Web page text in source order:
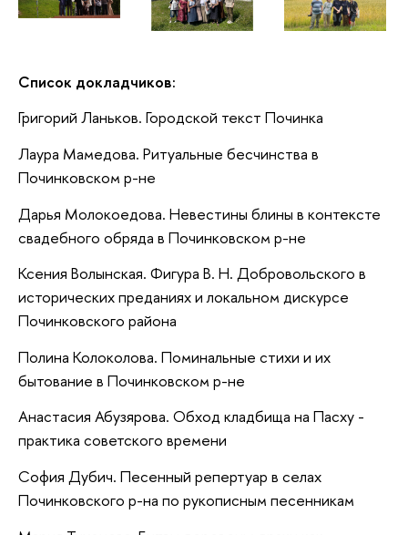
Список докладчиков:
Григорий Ланьков. Городской текст Починка
Лаура Мамедова. Ритуальные бесчинства в
Починковском р-не
Дарья Молокоедова. Невестины блины в контексте
свадебного обряда в Починковском р-не
Ксения Волынская. Фигура В. Н. Добровольского в
исторических преданиях и локальном дискурсе
Починковского района
Полина Колоколова. Поминальные стихи и их
бытование в Починковском р-не
Анастасия Абузярова. Обход кладбища на Пасху -
практика советского времени
София Дубич. Песенный репертуар в селах
Починковского р-на по рукописным песенникам